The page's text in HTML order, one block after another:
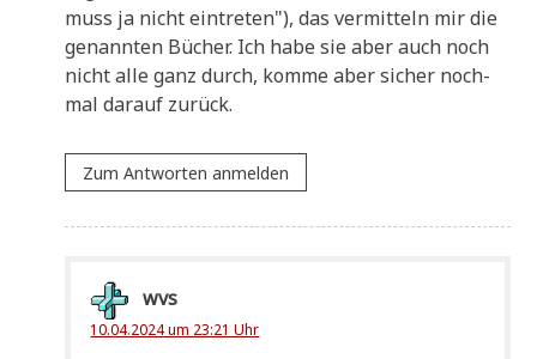
muss ja nicht ein­tre­ten"), das ver­mit­teln mir die
genann­ten Bücher. Ich habe sie aber auch noch
nicht alle ganz durch, kom­me aber sicher noch­
mal dar­auf zurück.
Zum Antworten anmelden
wvs
10.04.2024 um 23:21 Uhr